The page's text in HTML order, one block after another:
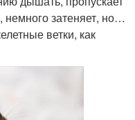
немного затеняет, но…
ветки, как